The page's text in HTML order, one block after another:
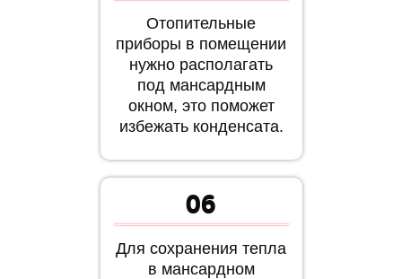
Отопительные
приборы в помещении
нужно располагать
под мансардным
окном, это поможет
избежать конденсата.
06
Для сохранения тепла
в мансардном